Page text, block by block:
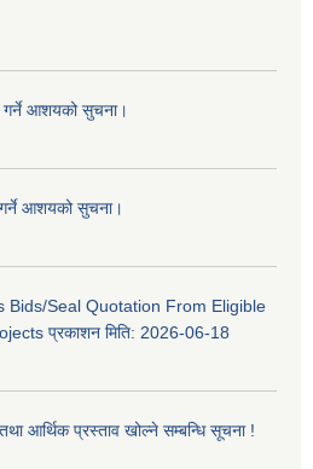
आशयको सुचना।
आशयको सुचना।
Bids/Seal Quotation From Eligible
प्रकाशन मिति: 2026-06-18
आर्थिक प्रस्ताव खोल्ने सम्बन्धि सूचना !